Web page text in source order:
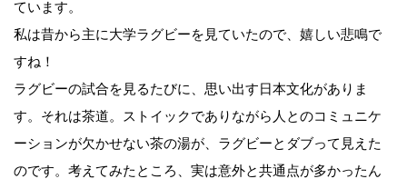
ています。
私は昔から主に大学ラグビーを見ていたので、嬉しい悲鳴で
すね！
ラグビーの試合を見るたびに、思い出す日本文化がありま
す。それは茶道。ストイックでありながら人とのコミュニケ
ーションが欠かせない茶の湯が、ラグビーとダブって見えた
のです。考えてみたところ、実は意外と共通点が多かったん